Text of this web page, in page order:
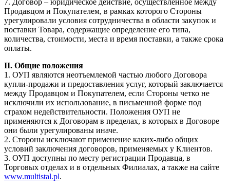
7. Договор – юридическое действие, осуществленное между
Продавцом и Покупателем, в рамках которого Стороны
урегулировали условия сотрудничества в области закупок и
поставки Товара, содержащие определение его типа,
количества, стоимости, места и время поставки, а также срока
оплаты.
II. Общие положения
1. ОУП являются неотъемлемой частью любого Договора
купли-продажи и предоставления услуг, который заключается
между Продавцом и Покупателем, если Стороны четко не
исключили их использование, в письменной форме под
страхом недействительности. Положения ОУП не
применяются к Договорам в пределах, в которых в Договоре
они были урегулированы иначе.
2. Стороны исключают применение каких-либо общих
условий заключения договоров, применяемых у Клиентов.
3. ОУП доступны по месту регистрации Продавца, в
Торговых отделах и в отдельных Филиалах, а также на сайте
www.multistal.pl.